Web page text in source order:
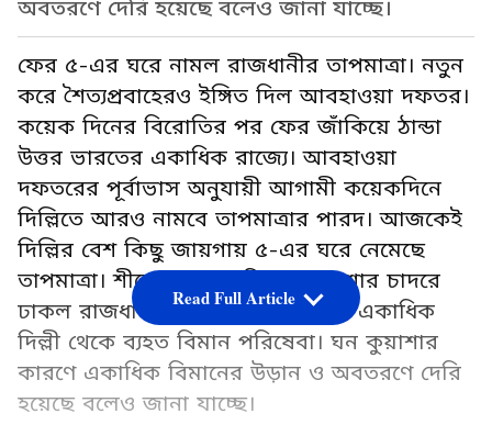
অবতরণে দেরি হয়েছে বলেও জানা যাচ্ছে।
ফের ৫-এর ঘরে নামল রাজধানীর তাপমাত্রা। নতুন
করে শৈত্যপ্রবাহেরও ইঙ্গিত দিল আবহাওয়া দফতর।
কয়েক দিনের বিরোতির পর ফের জাঁকিয়ে ঠান্ডা
উত্তর ভারতের একাধিক রাজ্যে। আবহাওয়া
দফতরের পূর্বাভাস অনুযায়ী আগামী কয়েকদিনে
দিল্লিতে আরও নামবে তাপমাত্রার পারদ। আজকেই
দিল্লির বেশ কিছু জায়গায় ৫-এর ঘরে নেমেছে
তাপমাত্রা। শীতের পাশাপাশি ঘন কুয়াশার চাদরে
ঢাকল রাজধানী। সপ্তাহের শেষ দিনেও একাধিক
দিল্লী থেকে ব্যহত বিমান পরিষেবা। ঘন কুয়াশার
কারণে একাধিক বিমানের উড়ান ও অবতরণে দেরি
হয়েছে বলেও জানা যাচ্ছে।
Read Full Article